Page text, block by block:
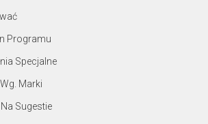
Programu
Specjalne
Marki
Sugestie